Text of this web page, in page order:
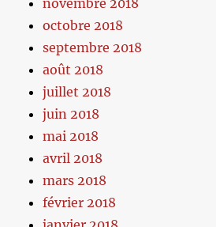
octobre 2018
septembre 2018
août 2018
juillet 2018
juin 2018
mai 2018
avril 2018
mars 2018
février 2018